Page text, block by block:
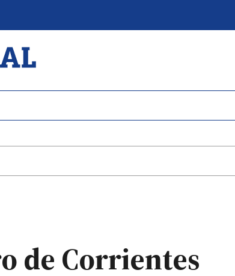
de Corrientes